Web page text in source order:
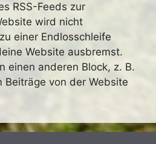
RSS-Feeds zur
wird nicht
einer Endlosschleife
Website ausbremst.
einen anderen Block, z. B.
Beiträge von der Website